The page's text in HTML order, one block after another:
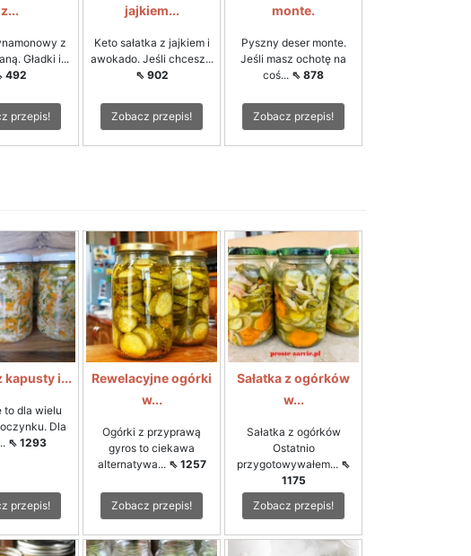
z...
z
Gładki i...
492
przepis!
jajkiem...
Keto sałatka z jajkiem i
awokado. Jeśli chcesz...
⇖ 902
Zobacz przepis!
monte.
Pyszny deser monte.
Jeśli masz ochotę na
coś... ⇖ 878
Zobacz przepis!
kapusty i...
to dla wielu
Dla
⇖ 1293
przepis!
Rewelacyjne ogórki
w...
Ogórki z przyprawą
gyros to ciekawa
alternatywa... ⇖ 1257
Zobacz przepis!
Sałatka z ogórków
w...
Sałatka z ogórków
Ostatnio
przygotowywałem... ⇖
1175
Zobacz przepis!